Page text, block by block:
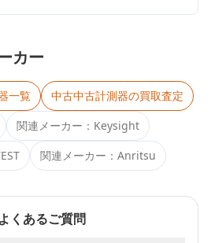
カー
一覧 中古中古計測器の買取査定
関連メーカー： Keysight
関連メーカー： Anritsu
くあるご質問